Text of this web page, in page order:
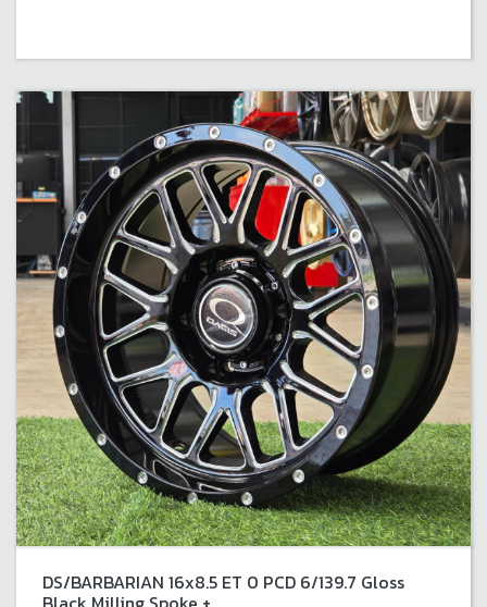
DS/BARBARIAN 16x8.5 ET 0 PCD 6/139.7 Gloss